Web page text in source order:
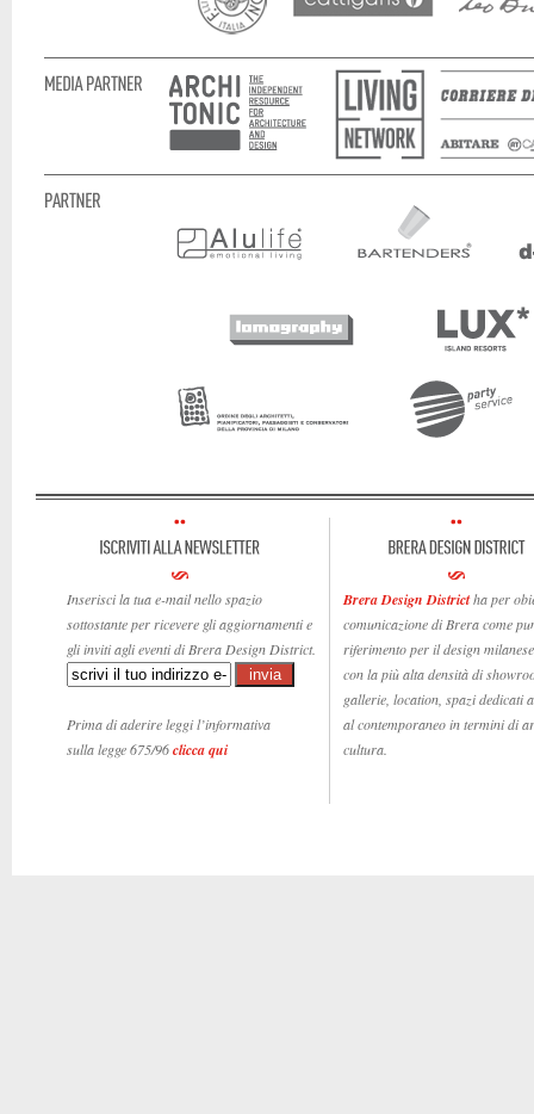
Inserisci la tua e-mail nello spazio
sottostante per ricevere gli aggiornamenti e
gli inviti agli eventi di Brera Design District.
Prima di aderire leggi l’informativa
sulla legge 675/96clicca qui
Brera Design Districtha per
comunicazione di Brera come
riferimento per il design
con la più alta densità di
gallerie, location, spazi dedicati
al contemporaneo in termini di
cultura.